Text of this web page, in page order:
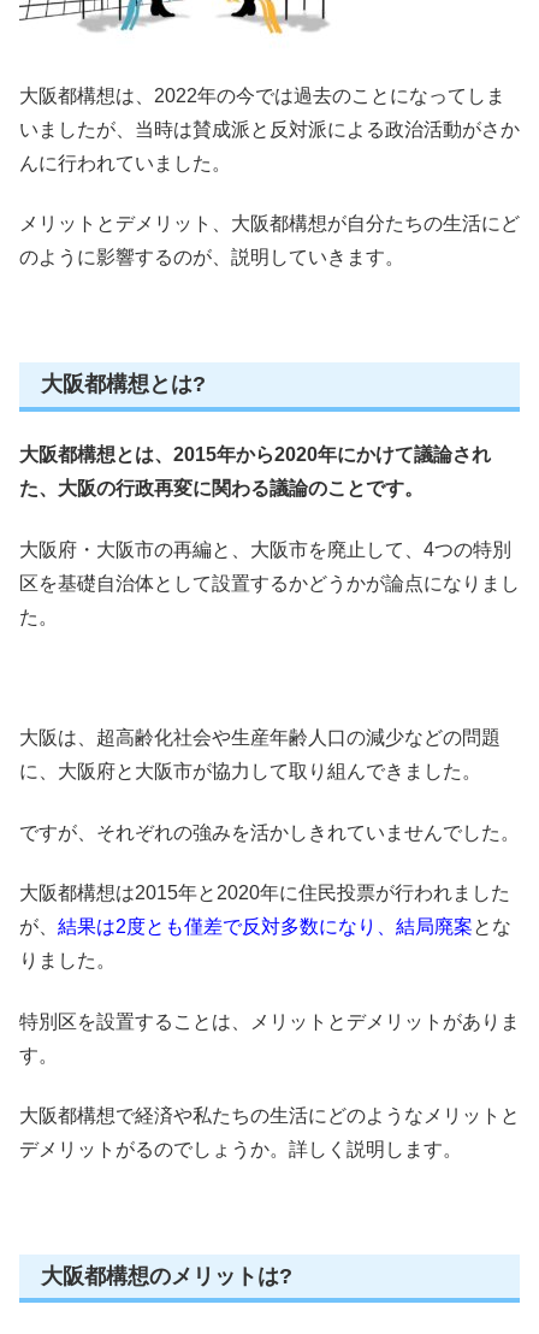
大阪都構想は、2022年の今では過去のことになってしま
いましたが、当時は賛成派と反対派による政治活動がさか
んに行われていました。
メリットとデメリット、大阪都構想が自分たちの生活にど
のように影響するのが、説明していきます。
大阪都構想とは?
大阪都構想とは、2015年から2020年にかけて議論され
た、大阪の行政再変に関わる議論のことです。
大阪府・大阪市の再編と、 大阪市を廃止して、4つの特別
区を基礎自治体として設置するかどうかが論点になりまし
た。
大阪は、超高齢化社会や生産年齢人口の減少などの問題
に、大阪府と大阪市が協力して取り組んできました。
ですが、それぞれの強みを活かしきれていませんでした。
大阪都構想は2015年と2020年に住民投票が行われました
が、 結果は2度とも僅差で反対多数になり、結局廃案とな
りました。
特別区を設置することは、メリットとデメリットがありま
す。
大阪都構想で経済や私たちの生活にどのようなメリットと
デメリットがるのでしょうか。詳しく説明します。
大阪都構想のメリットは?